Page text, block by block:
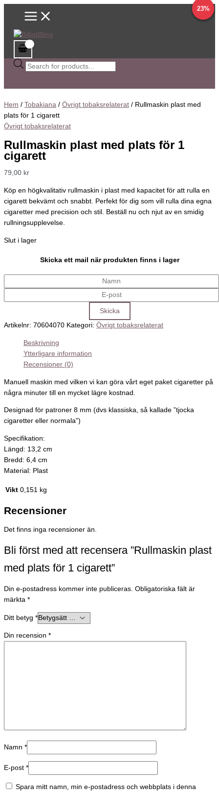
HoppaMain
Sök
efter
Hem / Tobakiana / Övrigt tobaksrelaterat / Rullmaskin plast med
plats för 1 cigarett
Övrigt tobaksrelaterat
Rullmaskin plast med plats för 1
cigarett
79,00 kr
Köp en högkvalitativ rullmaskin i plast med kapacitet för att rulla en
cigarett bekvämt och snabbt. Perfekt för dig som vill rulla dina egna
cigaretter med precision och stil. Beställ nu och njut av en smidig
rullningsupplevelse.
Slut i lager
Skicka ett mail när produkten finns i lager
Artikelnr: 70604070 Kategori: Övrigt tobaksrelaterat
Beskrivning
Ytterligare information
Recensioner (0)
Manuell maskin med vilken vi kan göra vårt eget paket cigaretter på
några minuter till en mycket lägre kostnad.
Designad för patroner 8 mm (dvs klassiska, så kallade ”tjocka
cigaretter eller normala”)
Specifikation:
Längd: 13,2 cm
Bredd: 6,4 cm
Material: Plast
Vikt 0,151 kg
Recensioner
Det finns inga recensioner än.
Bli först med att recensera ”Rullmaskin plast
med plats för 1 cigarett”
Din e-postadress kommer inte publiceras. Obligatoriska fält är
märkta *
Ditt betyg *
Din recension *
Namn *
E-post *
Spara mitt namn, min e-postadress och webbplats i denna
62%
Det
var:
Det
9%
Det
var:
Det
23%
Det
var:
Det